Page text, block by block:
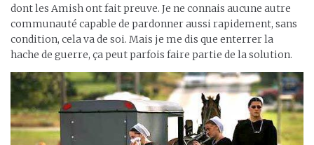
dont les Amish ont fait preuve. Je ne connais aucune autre
communauté capable de pardonner aussi rapidement, sans
condition, cela va de soi. Mais je me dis que enterrer la
hache de guerre, ça peut parfois faire partie de la solution.